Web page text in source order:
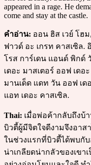
appeared in a rage. He
come and stay at the castle.
คำอ่าน: ออน ฮิส เวย์ โฮ
ฟาวด์ อะ เกรท คาสเซิล.
โรส การ์เดน แอนด์ พิกด์
เดอะ มาสเตอร์ ออฟ เดอ
มานเด็ด แดท วัน ออฟ เ
แอท เดอะ คาสเซิล.
Thai: เมื่อพ่อค้ากลับถึงบ้
บิวตี้ผู้มีจิตใจดีงามจึงอาส
ในช่วงแรกที่บิวตี้ได้พบกั
น่าเกลียดน่ากลัวของเขา